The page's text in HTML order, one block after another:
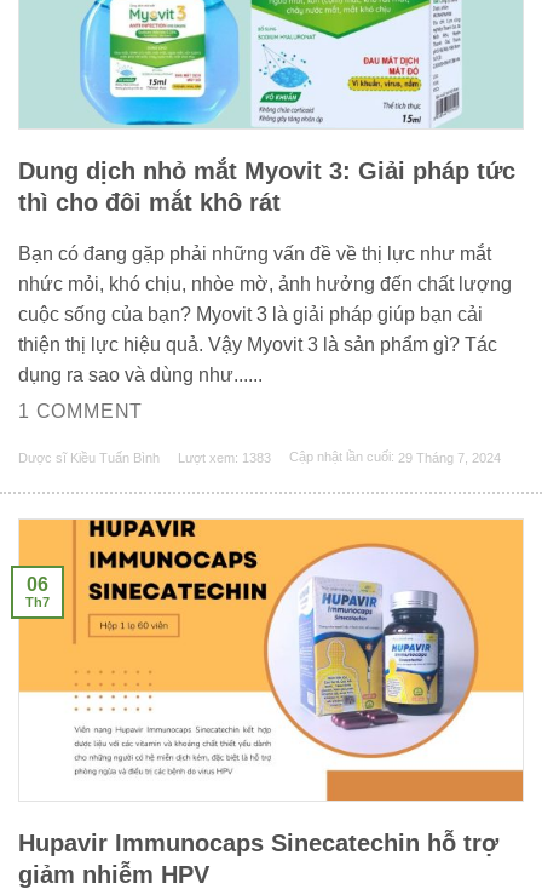
Dung dịch nhỏ mắt Myovit 3: Giải pháp tức
thì cho đôi mắt khô rát
Bạn có đang gặp phải những vấn đề về thị lực như mắt
nhức mỏi, khó chịu, nhòe mờ, ảnh hưởng đến chất lượng
cuộc sống của bạn? Myovit 3 là giải pháp giúp bạn cải
thiện thị lực hiệu quả. Vậy Myovit 3 là sản phẩm gì? Tác
dụng ra sao và dùng như......
1 COMMENT
Dược sĩ Kiều Tuấn Bình Lượt xem: 1383 Cập nhật lần cuối: 29 Tháng 7, 2024
Hupavir Immunocaps Sinecatechin hỗ trợ
giảm nhiễm HPV
06
Th7